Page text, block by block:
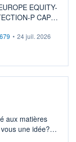
EQUITY-
P CAP
• 24 juil. 2026
aux matières
une idée?